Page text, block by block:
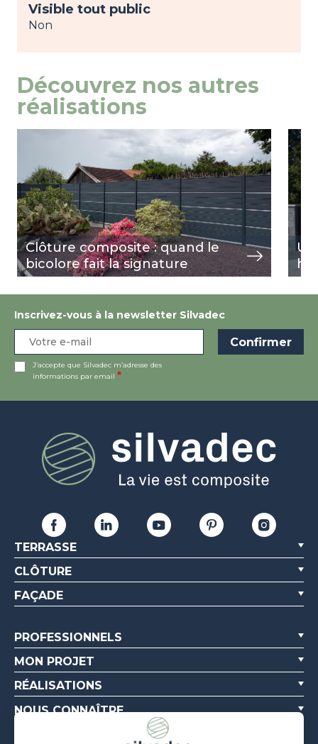
Visible tout public
Non
Découvrez nos autres
réalisations
Clôture composite : quand le
bicolore fait la signature
view
Inscrivez-vous à la newsletter Silvadec
J’accepte que Silvadec m’adresse des
informations par email
TERRASSE
CLÔTURE
FAÇADE
PROFESSIONNELS
MON PROJET
RÉALISATIONS
NOUS CONNAÎTRE